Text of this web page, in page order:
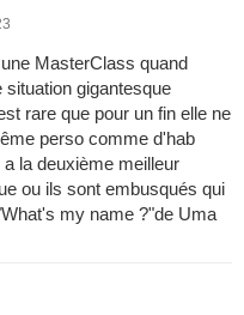
MasterClass quand
gigantesque
rare que pour un fin elle ne
perso comme d'hab
la deuxième meilleur
ou ils sont embusqués qui
my name ?"de Uma